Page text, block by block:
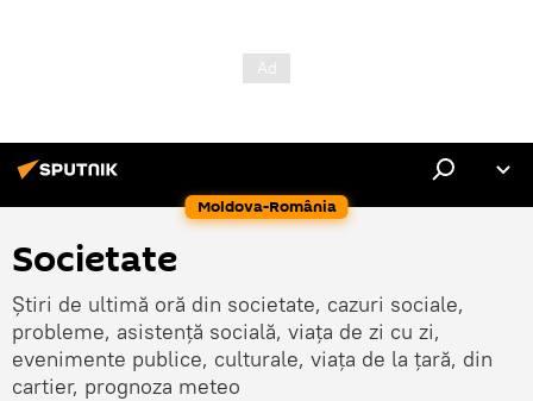
Moldova-România
Societate
Știri de ultimă oră din societate, cazuri sociale,
probleme, asistență socială, viața de zi cu zi,
evenimente publice, culturale, viața de la țară, din
cartier, prognoza meteo